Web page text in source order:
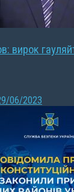
вирок
06/2023